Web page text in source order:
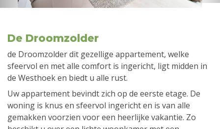
De Droomzolder
de Droomzolder dit gezellige appartement, welke
sfeervol en met alle comfort is ingericht, ligt midden in
de Westhoek en biedt u alle rust.
Uw appartement bevindt zich op de eerste etage. De
woning is knus en sfeervol ingericht en is van alle
gemakken voorzien voor een heerlijke vakantie. Zo